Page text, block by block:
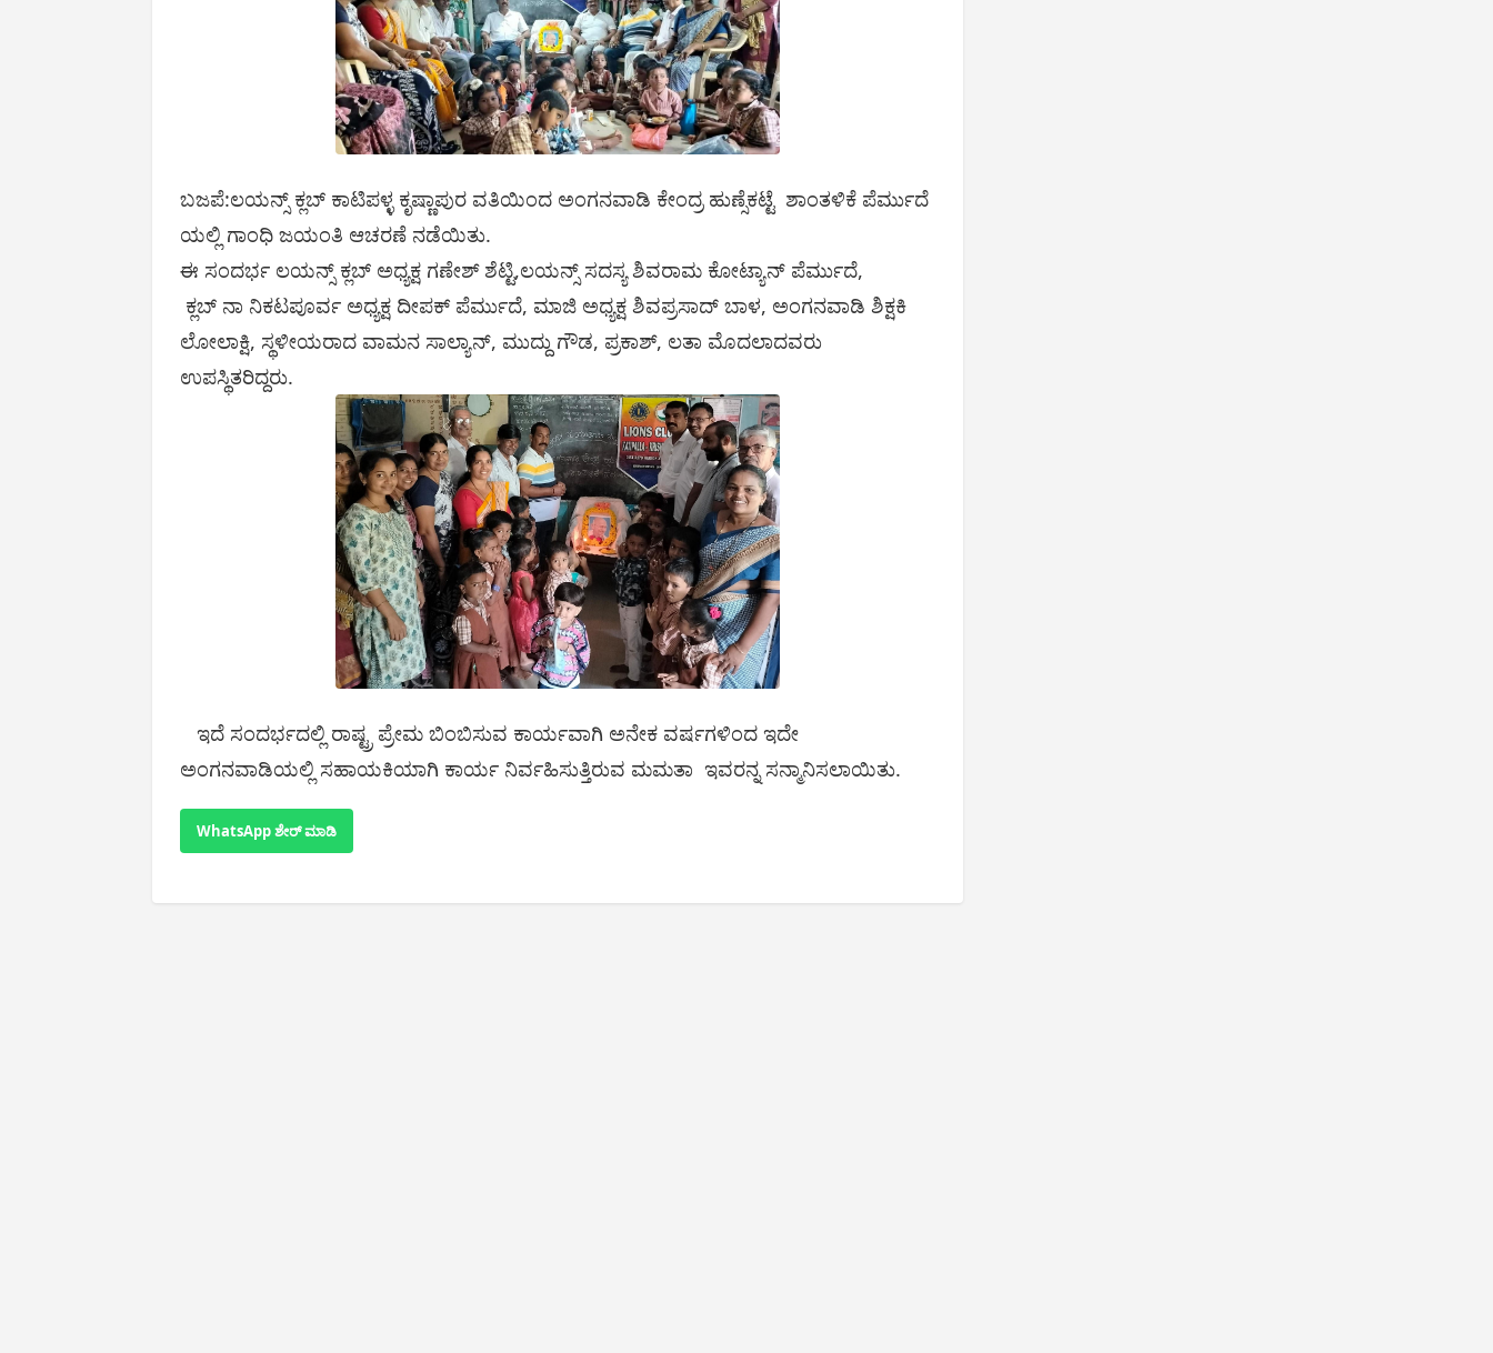
ಬಜಪೆ:ಲಯನ್ಸ್ ಕ್ಲಬ್ ಕಾಟಿಪಳ್ಳ ಕೃಷ್ಣಾಪುರ ವತಿಯಿಂದ ಅಂಗನವಾಡಿ ಕೇಂದ್ರ ಹುಣ್ಸೆಕಟ್ಟೆ ಶಾಂತಳಿಕೆ ಪೆರ್ಮುದೆ
ಯಲ್ಲಿ ಗಾಂಧಿ ಜಯಂತಿ ಆಚರಣೆ ನಡೆಯಿತು.
ಈ ಸಂದರ್ಭ ಲಯನ್ಸ್ ಕ್ಲಬ್ ಅಧ್ಯಕ್ಷ ಗಣೇಶ್ ಶೆಟ್ಟಿ,ಲಯನ್ಸ್ ಸದಸ್ಯ ಶಿವರಾಮ ಕೋಟ್ಯಾನ್ ಪೆರ್ಮುದೆ,
ಕ್ಲಬ್ ನಾ ನಿಕಟಪೂರ್ವ ಅಧ್ಯಕ್ಷ ದೀಪಕ್ ಪೆರ್ಮುದೆ, ಮಾಜಿ ಅಧ್ಯಕ್ಷ ಶಿವಪ್ರಸಾದ್ ಬಾಳ, ಅಂಗನವಾಡಿ ಶಿಕ್ಷಕಿ
ಲೋಲಾಕ್ಷಿ, ಸ್ಥಳೀಯರಾದ ವಾಮನ ಸಾಲ್ಯಾನ್, ಮುದ್ದು ಗೌಡ, ಪ್ರಕಾಶ್, ಲತಾ ಮೊದಲಾದವರು
ಉಪಸ್ಥಿತರಿದ್ದರು.
ಇದೆ ಸಂದರ್ಭದಲ್ಲಿ ರಾಷ್ಟ್ರ ಪ್ರೇಮ ಬಿಂಬಿಸುವ ಕಾರ್ಯವಾಗಿ ಅನೇಕ ವರ್ಷಗಳಿಂದ ಇದೇ
ಅಂಗನವಾಡಿಯಲ್ಲಿ ಸಹಾಯಕಿಯಾಗಿ ಕಾರ್ಯ ನಿರ್ವಹಿಸುತ್ತಿರುವ ಮಮತಾ ಇವರನ್ನ ಸನ್ಮಾನಿಸಲಾಯಿತು.
WhatsApp ಶೇರ್ ಮಾಡಿ